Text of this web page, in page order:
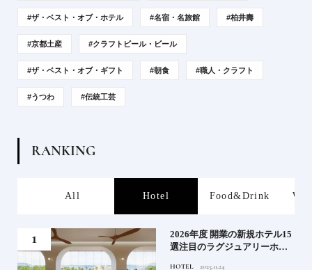
#ザ・ベスト・オブ・ホテル #名宿・名旅館 #柏井壽
#京都土産 #クラフトビール・ビール
#ザ・ベスト・オブ・ギフト #朝食 #職人・クラフト
#うつわ #伝統工芸
RANKING
All Hotel Food&Drink
2026年度 開業の新規ホテル15
選注目のラグジュアリーホテ
HOTEL 2025.11.24